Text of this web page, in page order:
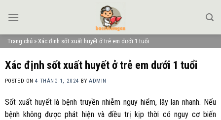
Trang chủ » Xác định sốt xuất huyết ở trẻ em dưới 1 tuổi
Xác định sốt xuất huyết ở trẻ em dưới 1 tuổi
POSTED ON4 THÁNG 1, 2024 BYADMIN
Sốt xuất huyết là bệnh truyền nhiễm nguy hiểm, lây lan nhanh. Nếu
bệnh không được phát hiện và điều trị kịp thời có nguy cơ biến